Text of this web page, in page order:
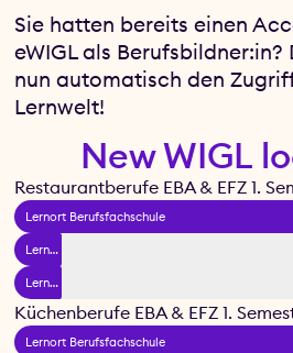
Sie hatten bereits einen
eWIGL als
nun automatisch den
Lernwelt!
New WIGL
Restaurantberufe EBA & EFZ 1.
Lernort Berufsfachschule
Lernort Betrieb
Lernort üK
Küchenberufe EBA & EFZ 1.
Lernort Berufsfachschule